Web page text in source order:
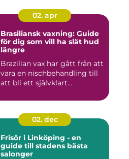
02. apr
Brasiliansk vaxning: Guide
för dig som vill ha slät hud
längre
Brazilian vax har gått från att
vara en nischbehandling till
att bli ett självklart...
02. dec
Frisör i Linköping - en
guide till stadens bästa
salonger